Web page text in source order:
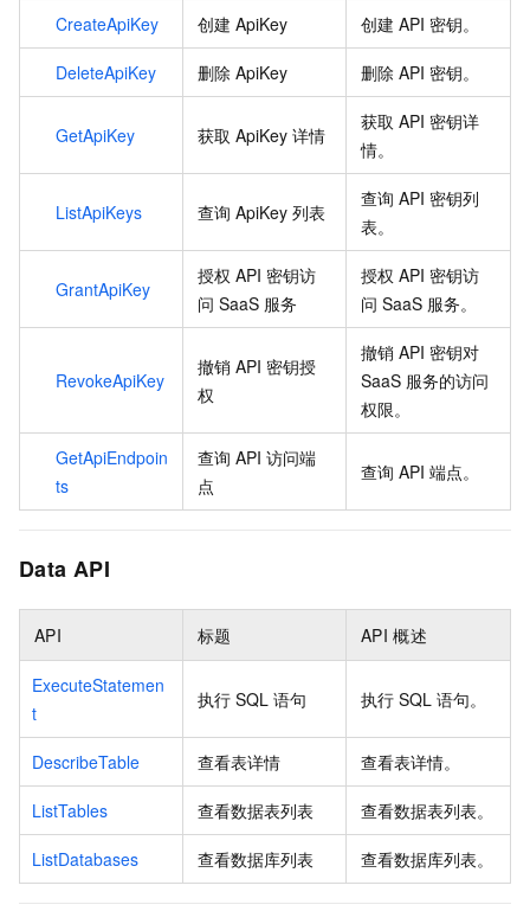
CreateApiKey 创建 ApiKey 创建 API 密钥。
DeleteApiKey 删除 ApiKey 删除 API 密钥。
GetApiKey 获取 ApiKey 详情
获取 API 密钥详
情。
ListApiKeys 查询 ApiKey 列表
查询 API 密钥列
表。
GrantApiKey
授权 API 密钥访
问 SaaS 服务
授权 API 密钥访
问 SaaS 服务。
RevokeApiKey
撤销 API 密钥授
权
撤销 API 密钥对
SaaS 服务的访问
权限。
GetApiEndpoin
ts
查询 API 访问端
点
查询 API 端点。
Data API
API 标题 API 概述
ExecuteStatemen
t
执行 SQL 语句 执行 SQL 语句。
DescribeTable 查看表详情 查看表详情。
ListTables 查看数据表列表 查看数据表列表。
ListDatabases 查看数据库列表 查看数据库列表。